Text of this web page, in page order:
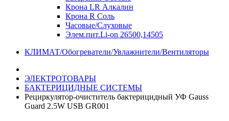
Крона LR Алкалин
Крона R Соль
Часовые/Слуховые
Элем.пит.Li-on 26500,14505
КЛИМАТ/Обогреватели/Увлажнители/Вентиляторы
ЭЛЕКТРОТОВАРЫ
БАКТЕРИЦИДНЫЕ СИСТЕМЫ
Рециркулятор-очиститель бактерицидный УФ Gauss
Guard 2.5W USB GR001